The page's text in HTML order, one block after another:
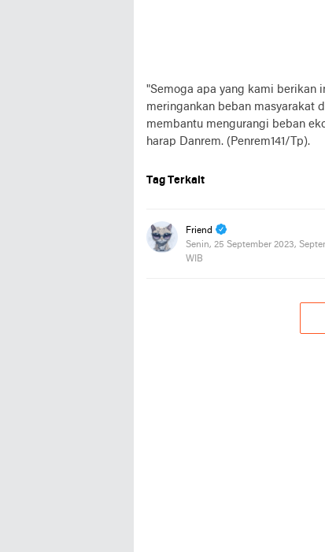
"Semoga apa yang kami berikan
meringankan beban masyarakat
membantu mengurangi beban
harap Danrem. (Penrem141/Tp).
Tag Terkait
Friend
Senin, 25 September 2023,
WIB